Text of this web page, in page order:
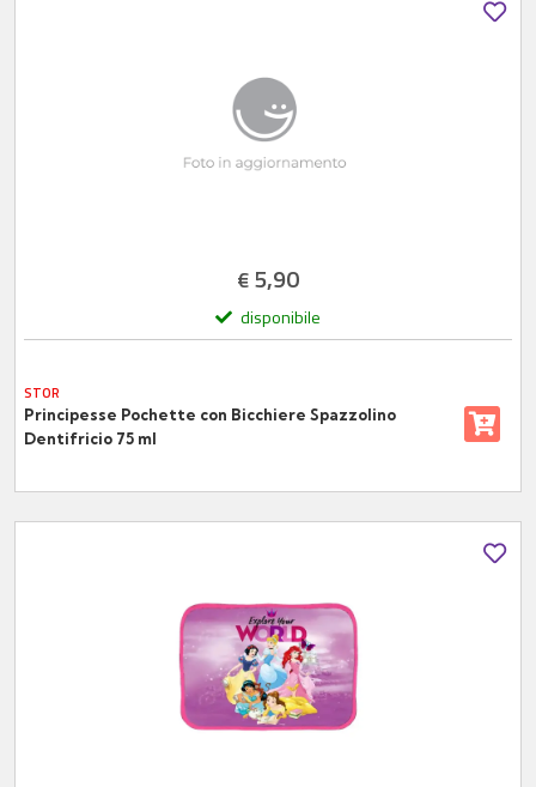
€5,90
disponibile
STOR
Principesse Pochette con Bicchiere Spazzolino
Dentifricio 75 ml